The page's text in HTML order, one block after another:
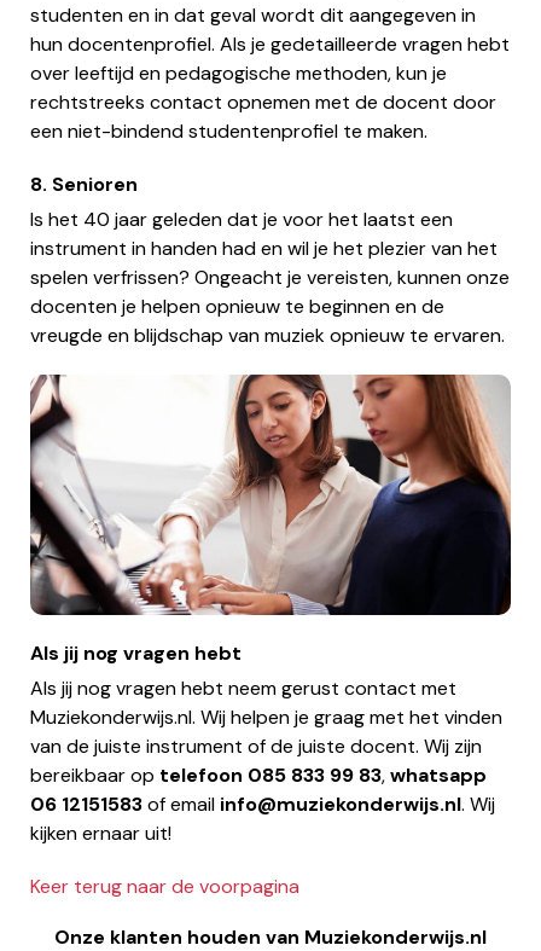
studenten en in dat geval wordt dit aangegeven in
hun docentenprofiel. Als je gedetailleerde vragen hebt
over leeftijd en pedagogische methoden, kun je
rechtstreeks contact opnemen met de docent door
een niet-bindend studentenprofiel te maken.
8. Senioren
Is het 40 jaar geleden dat je voor het laatst een
instrument in handen had en wil je het plezier van het
spelen verfrissen? Ongeacht je vereisten, kunnen onze
docenten je helpen opnieuw te beginnen en de
vreugde en blijdschap van muziek opnieuw te ervaren.
Als jij nog vragen hebt
Als jij nog vragen hebt neem gerust contact met
Muziekonderwijs.nl. Wij helpen je graag met het vinden
van de juiste instrument of de juiste docent. Wij zijn
bereikbaar op telefoon 085 833 99 83,whatsapp
06 12151583of email info@muziekonderwijs.nl. Wij
kijken ernaar uit!
Keer terug naar de voorpagina
Onze klanten houden van Muziekonderwijs.nl